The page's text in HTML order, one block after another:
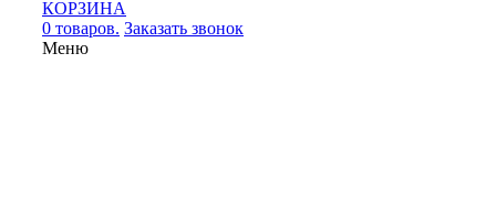
КОРЗИНА
0 товаров. Заказать звонок
Меню